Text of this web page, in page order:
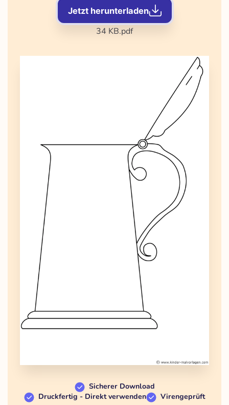
Jetzt herunterladen
34 KB.pdf
Sicherer Download
Druckfertig - Direkt verwenden
Virengeprüft